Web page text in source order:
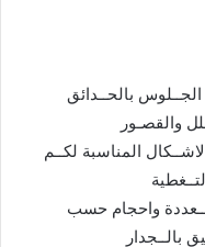
بالحــدائق
والقصـور
المناسبة لكــم
واحجام حسب
بالــجدار